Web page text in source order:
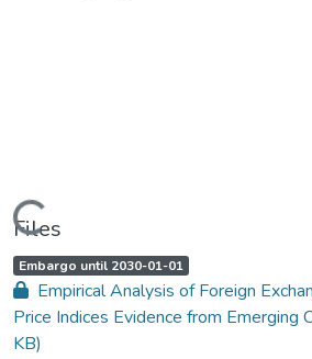
Files
A
c
c
e
s
s
Embargo until 2030-01-01,
Empirical Analysis of Foreign
Price Indices Evidence from Emerging
KB)